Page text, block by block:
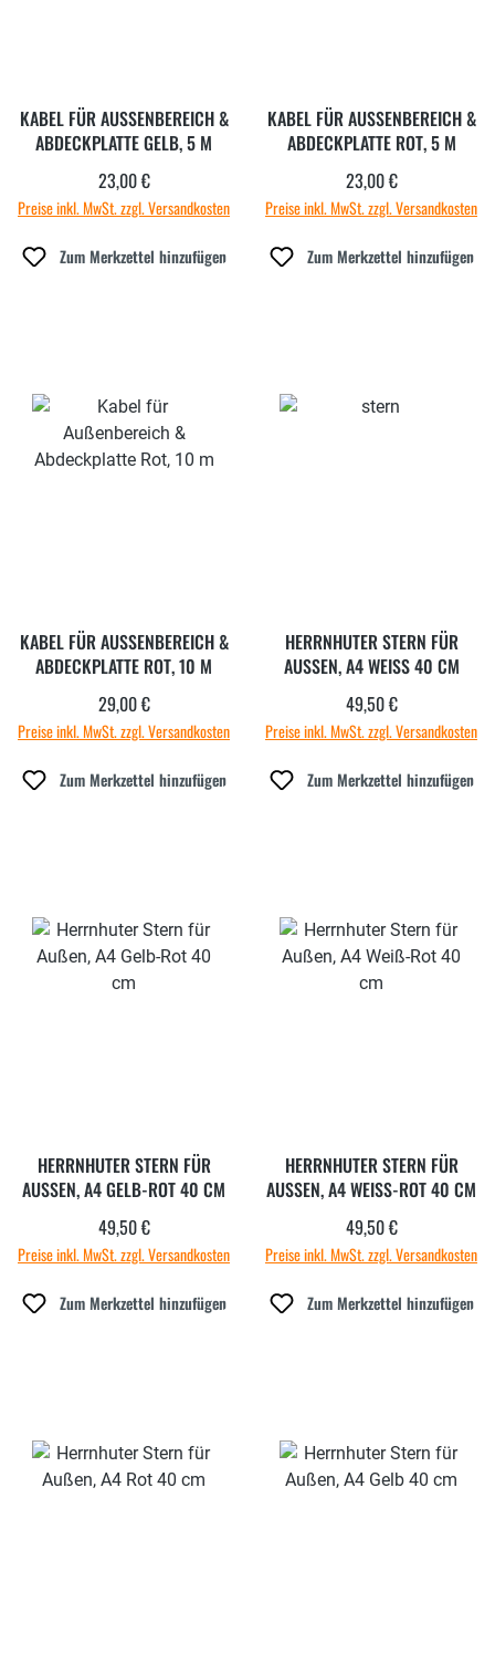
KABEL FÜR AUSSENBEREICH & A
BDECKPLATTE GELB, 5 M
Regulärer Preis:
23,00 €
Preise inkl. MwSt. zzgl. Versandkosten
Zum Merkzettel hinzufügen
KABEL FÜR AUSSENBEREICH &
ABDECKPLATTE ROT, 5 M
Regulärer Preis:
23,00 €
Preise inkl. MwSt. zzgl. Versandkosten
Zum Merkzettel hinzufügen
KABEL FÜR AUSSENBEREICH & A
BDECKPLATTE ROT, 10 M
Regulärer Preis:
29,00 €
Preise inkl. MwSt. zzgl. Versandkosten
Zum Merkzettel hinzufügen
HERRNHUTER STERN FÜR
AUSSEN, A4 WEISS 40 CM
Regulärer Preis:
49,50 €
Preise inkl. MwSt. zzgl. Versandkosten
Zum Merkzettel hinzufügen
HERRNHUTER STERN FÜR
AUSSEN, A4 GELB-ROT 40 CM
Regulärer Preis:
49,50 €
Preise inkl. MwSt. zzgl. Versandkosten
Zum Merkzettel hinzufügen
HERRNHUTER STERN FÜR
AUSSEN, A4 WEISS-ROT 40 CM
Regulärer Preis:
49,50 €
Preise inkl. MwSt. zzgl. Versandkosten
Zum Merkzettel hinzufügen